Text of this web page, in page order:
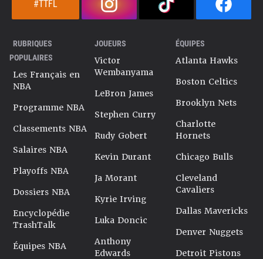
#TTFL
RUBRIQUES
POPULAIRES
Les Français en
NBA
Programme NBA
Classements NBA
Salaires NBA
Playoffs NBA
Dossiers NBA
Encyclopédie
TrashTalk
Équipes NBA
JOUEURS
Victor
Wembanyama
LeBron James
Stephen Curry
Rudy Gobert
Kevin Durant
Ja Morant
Kyrie Irving
Luka Doncic
Anthony
Edwards
ÉQUIPES
Atlanta Hawks
Boston Celtics
Brooklyn Nets
Charlotte
Hornets
Chicago Bulls
Cleveland
Cavaliers
Dallas Mavericks
Denver Nuggets
Detroit Pistons